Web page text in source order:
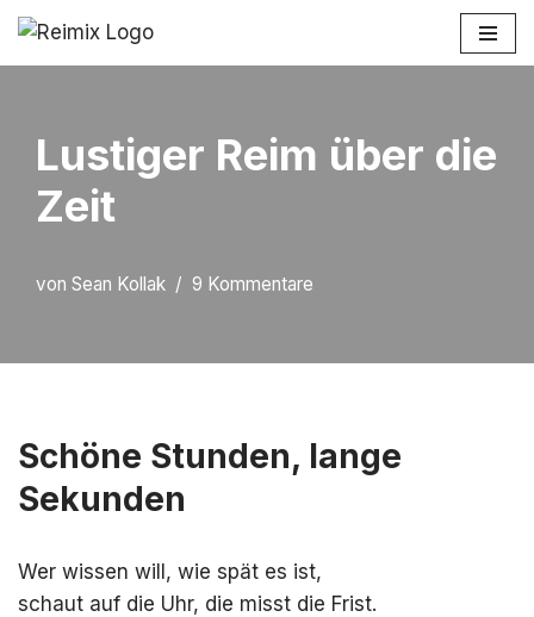
Zum
Lustiger Reim über die
Zeit
von Sean Kollak 9 Kommentare
Schöne Stunden, lange
Sekunden
Wer wissen will, wie spät es ist,
schaut auf die Uhr, die misst die Frist.